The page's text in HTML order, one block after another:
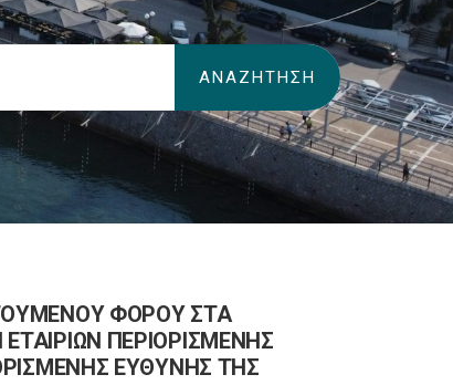
ΦΟΡΟΥ ΣΤΑ
ΠΕΡΙΟΡΙΣΜΕΝΗΣ
ΕΥΘΥΝΗΣ ΤΗΣ